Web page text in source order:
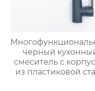
черный
смеситель с
из пластиковой